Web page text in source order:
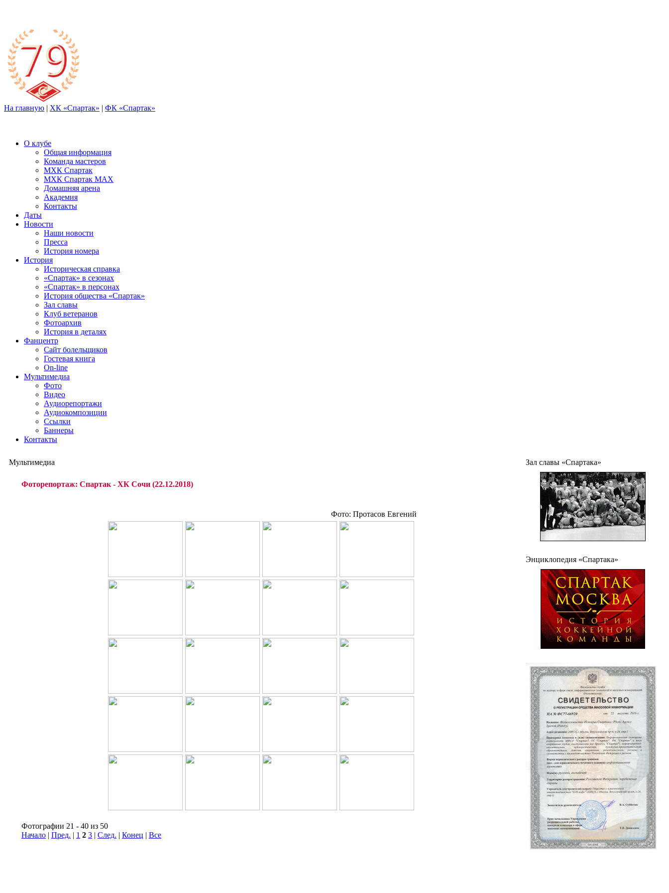
На главную | ХК «Спартак» | ФК «Спартак»
О клубе
Общая информация
Команда мастеров
МХК Спартак
МХК Спартак МАХ
Домашняя арена
Академия
Контакты
Даты
Новости
Наши новости
Пресса
История номера
История
Историческая справка
«Спартак» в сезонах
«Спартак» в персонах
История общества «Спартак»
Зал славы
Клуб ветеранов
Фотоархив
История в деталях
Фанцентр
Сайт болельщиков
Гостевая книга
On-line
Мультимедиа
Фото
Видео
Аудиорепортажи
Аудиокомпозиции
Ссылки
Баннеры
Контакты
Мультимедиа
Фоторепортаж: Спартак - ХК Сочи (22.12.2018)
Фото: Протасов Евгений
Фотографии 21 - 40 из 50
Начало | Пред. | 1 2 3 | След. | Конец | Все
Зал славы «Спартака»
Энциклопедия «Спартака»